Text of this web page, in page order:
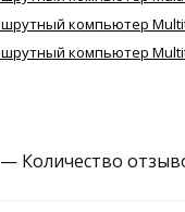
— Количество